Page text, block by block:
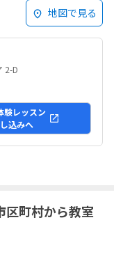
地図で見る
2-D
験レッスン
込みへ
区町村から教室